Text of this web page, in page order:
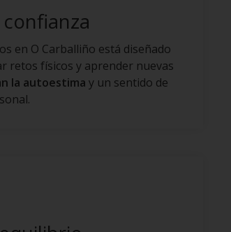
en O Carballiño está diseñado
retos físicos y aprender nuevas
la autoestima y un sentido de